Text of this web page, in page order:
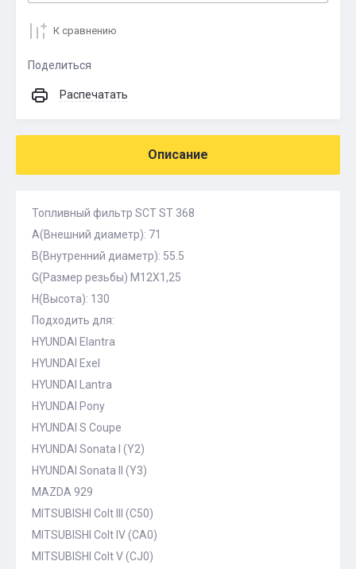
К сравнению
Поделиться
Распечатать
Описание
Топливный фильтр SCT ST 368
A(Внешний диаметр): 71
B(Внутренний диаметр): 55.5
G(Размер резьбы) M12X1,25
H(Высота): 130
Подходить для:
HYUNDAI Elantra
HYUNDAI Exel
HYUNDAI Lantra
HYUNDAI Pony
HYUNDAI S Coupe
HYUNDAI Sonata I (Y2)
HYUNDAI Sonata II (Y3)
MAZDA 929
MITSUBISHI Colt III (C50)
MITSUBISHI Colt IV (CA0)
MITSUBISHI Colt V (CJ0)